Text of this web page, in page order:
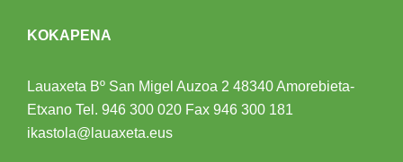
KOKAPENA
Lauaxeta Bº San Migel Auzoa 2 48340 Amorebieta-
Etxano Tel. 946 300 020 Fax 946 300 181
ikastola@lauaxeta.eus